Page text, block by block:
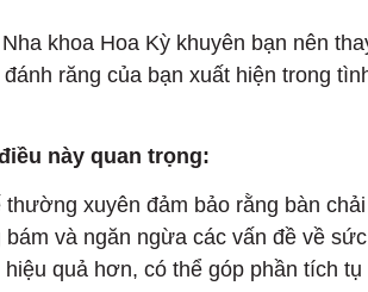
khoa Hoa Kỳ khuyên bạn nên
đánh răng của bạn xuất hiện trong
này quan trọng:
thường xuyên đảm bảo rằng bàn
bám và ngăn ngừa các vấn đề về
hiệu quả hơn, có thể góp phần tích